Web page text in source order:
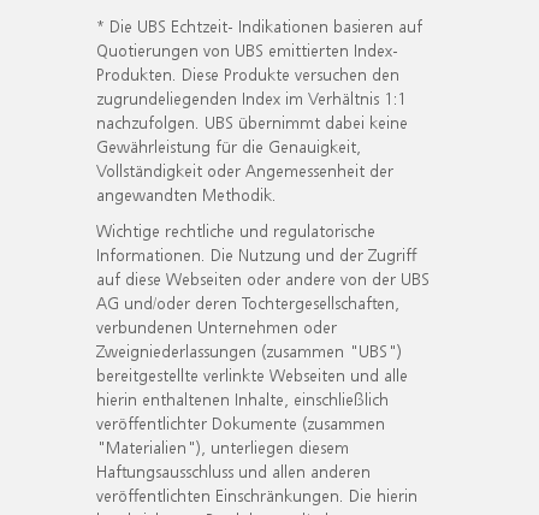
* Die UBS Echtzeit- Indikationen basieren auf
Quotierungen von UBS emittierten Index-
Produkten. Diese Produkte versuchen den
zugrundeliegenden Index im Verhältnis 1:1
nachzufolgen. UBS übernimmt dabei keine
Gewährleistung für die Genauigkeit,
Vollständigkeit oder Angemessenheit der
angewandten Methodik.
Wichtige rechtliche und regulatorische
Informationen. Die Nutzung und der Zugriff
auf diese Webseiten oder andere von der UBS
AG und/oder deren Tochtergesellschaften,
verbundenen Unternehmen oder
Zweigniederlassungen (zusammen "UBS")
bereitgestellte verlinkte Webseiten und alle
hierin enthaltenen Inhalte, einschließlich
veröffentlichter Dokumente (zusammen
"Materialien"), unterliegen diesem
Haftungsausschluss und allen anderen
veröffentlichten Einschränkungen. Die hierin